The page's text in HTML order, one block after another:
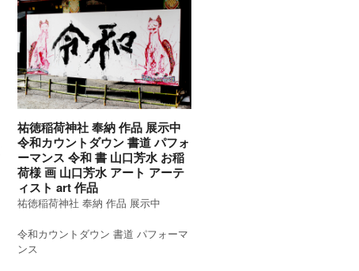
祐徳稲荷神社 奉納 作品 展示中
令和カウントダウン 書道 パフォ
ーマンス 令和 書 山口芳水 お稲
荷様 画 山口芳水 アート アーテ
ィスト art 作品
祐徳稲荷神社 奉納 作品 展示中
令和カウントダウン 書道 パフォーマ
ンス